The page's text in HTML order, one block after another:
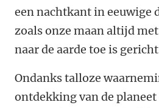
een nachtkant in eeuwige
zoals onze maan altijd
naar de aarde toe is
Ondanks talloze
ontdekking van de planeet